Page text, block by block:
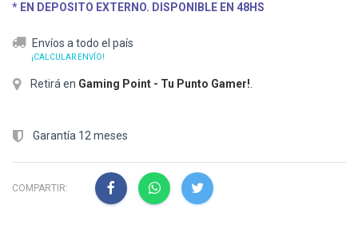
* EN DEPOSITO EXTERNO. DISPONIBLE EN 48HS
Envíos a todo el país
¡CALCULAR ENVÍO!
Retirá en Gaming Point - Tu Punto Gamer!
Garantía 12 meses
COMPARTIR: